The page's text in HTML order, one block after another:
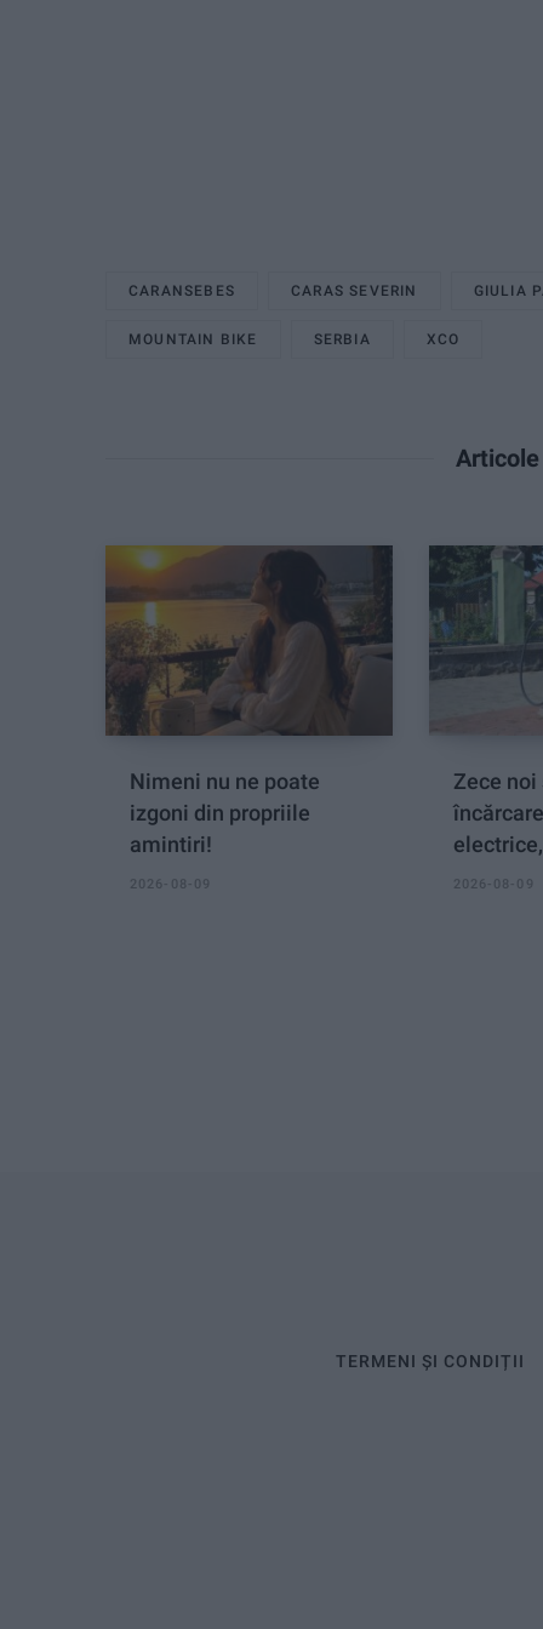
CARANSEBES CARAS SEVERIN GIULIA
MOUNTAIN BIKE SERBIA XCO
Nimeni nu ne poate
izgoni din propriile
amintiri!
2026-08-09
Zece
2026-08-09
TERMENI ȘI CONDIȚII